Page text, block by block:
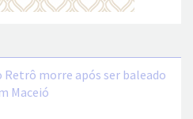
Retrô morre após ser baleado
Maceió